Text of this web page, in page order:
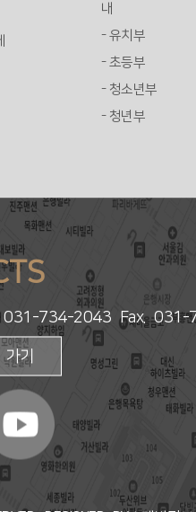
내
- 유치부
- 초등부
- 청소년부
- 청년부
031-734-2043 Fax. 031-
기